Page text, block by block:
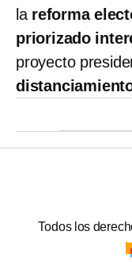
la reforma
priorizado
proyecto
Todos los